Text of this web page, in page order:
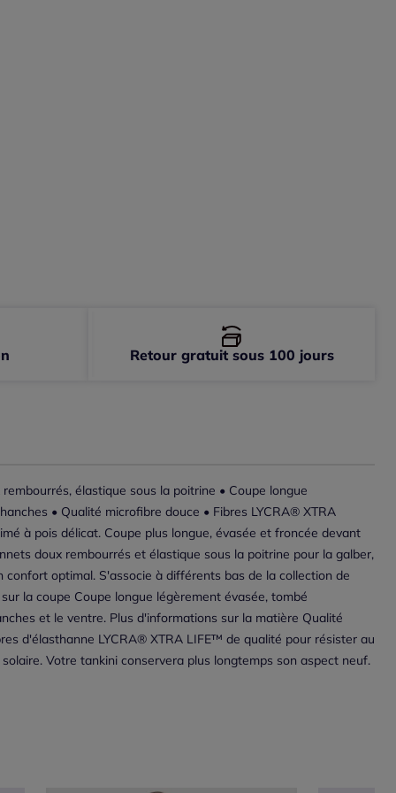
élastique sous la poitrine • Coupe longue
• Qualité microfibre douce • Fibres LYCRA® XTRA
à pois délicat. Coupe plus longue, évasée et froncée devant
doux rembourrés et élastique sous la poitrine pour la galber,
confort optimal. S'associe à différents bas de la collection de
la coupe Coupe longue légèrement évasée, tombé
et le ventre. Plus d'informations sur la matière Qualité
d'élasthanne LYCRA® XTRA LIFE™ de qualité pour résister au
Votre tankini conservera plus longtemps son aspect neuf.
Retour gratuit sous 100 jours